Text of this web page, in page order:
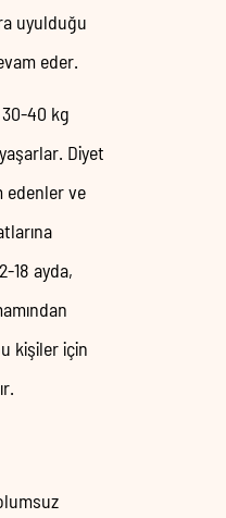
uyulduğu
eder.
40 kg
Diyet
edenler ve
18 ayda,
kişiler için